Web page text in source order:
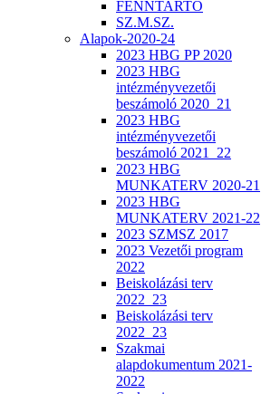
FENNTARTÓ
SZ.M.SZ.
Alapok-2020-24
2023 HBG PP 2020
2023 HBG
intézményvezetői
beszámoló 2020_21
2023 HBG
intézményvezetői
beszámoló 2021_22
2023 HBG
MUNKATERV 2020-21
2023 HBG
MUNKATERV 2021-22
2023 SZMSZ 2017
2023 Vezetői program
2022
Beiskolázási terv
2022_23
Beiskolázási terv
2022_23
Szakmai
alapdokumentum 2021-
2022